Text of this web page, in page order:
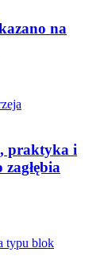
na
praktyka i